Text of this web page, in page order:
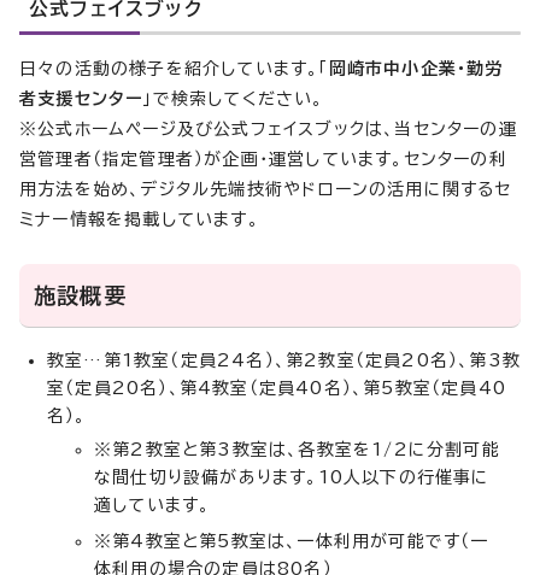
公式フェイスブック
日々の活動の様子を紹介しています。「
岡崎市中小企業・勤労
者支援センター 」で検索してください。
※公式ホームページ及び公式フェイスブックは、当センターの運
営管理者（指定管理者）が企画・運営しています。センターの利
用方法を始め、デジタル先端技術やドローンの活用に関するセ
ミナー情報を掲載しています。
施設概要
教室…第1教室（定員24名）、第2教室（定員20名）、第3教
室（定員20名）、第4教室（定員40名）、第5教室（定員40
名）。
※第2教室と第3教室は、各教室を1/2に分割可能
な間仕切り設備があります。10人以下の行催事に
適しています。
※第4教室と第5教室は、一体利用が可能です（一
体利用の場合の定員は80名）